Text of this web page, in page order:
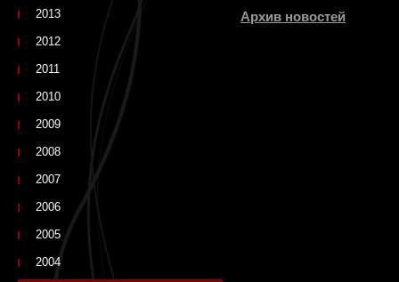
Архив новостей
2013
2012
2011
2010
2009
2008
2007
2006
2005
2004